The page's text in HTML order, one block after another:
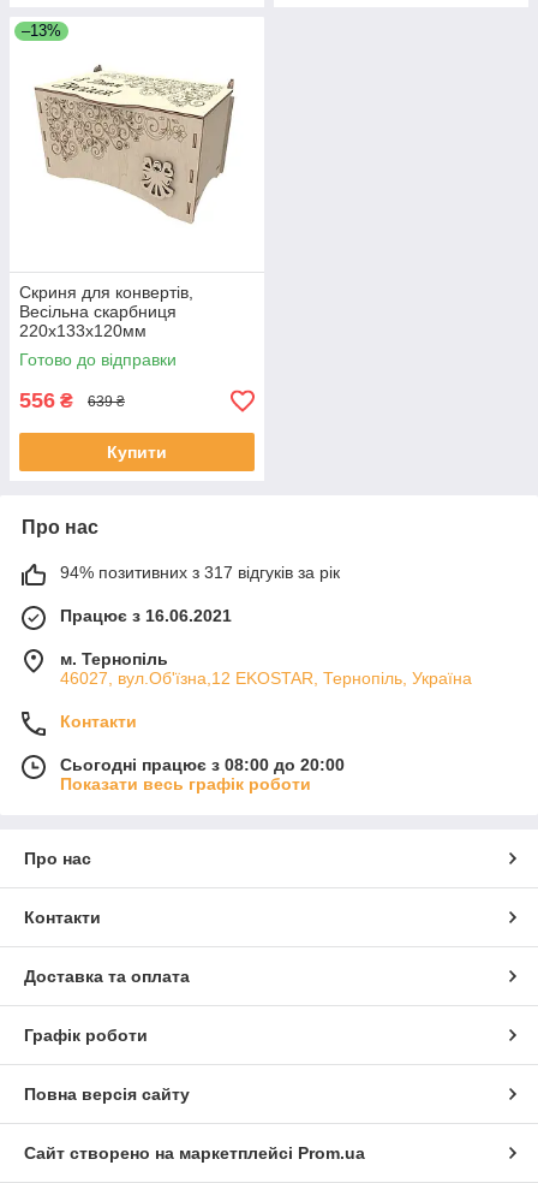
–13%
Скриня для конвертів,
Весільна скарбниця
220х133х120мм
Готово до відправки
556 ₴ 639 ₴
Купити
Про нас
94% позитивних з 317 відгуків за рік
Працює з 16.06.2021
м. Тернопіль
46027, вул.Об'їзна,12 EKOSTAR, Тернопіль, Україна
Контакти
Сьогодні працює з 08:00 до 20:00
Показати весь графік роботи
Про нас
Контакти
Доставка та оплата
Графік роботи
Повна версія сайту
Сайт створено на маркетплейсі Prom.ua